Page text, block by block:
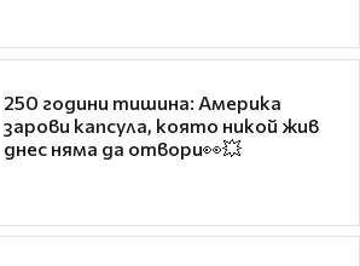
250 години тишина: Америка
зарови капсула, която никой жив
днес няма да отвори👀💥